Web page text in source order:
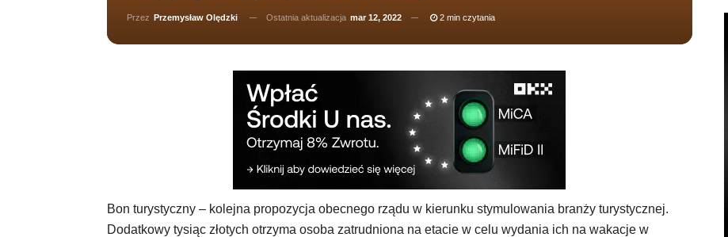
Przez Przemysław Olędzki Ostatnia aktualizacja mar 12, 2022 2 min czytania
Bon turystyczny – kolejna propozycja obecnego rządu w kierunku stymulowania branży turystycznej.
Dodatkowy tysiąc złotych otrzyma osoba zatrudniona na etacie w celu wydania ich na wakacje w